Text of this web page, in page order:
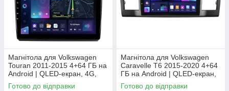
Магнітола для Volkswagen
Touran 2011-2015 4+64 ГБ на
Android | QLED-екран, 4G,
Bluetooth
Готово до відправки
Магнітола для Volkswagen
Caravelle T6 2015-2020 4+64
ГБ на Android | QLED-екран,
4G, Bluetooth
Готово до відправки